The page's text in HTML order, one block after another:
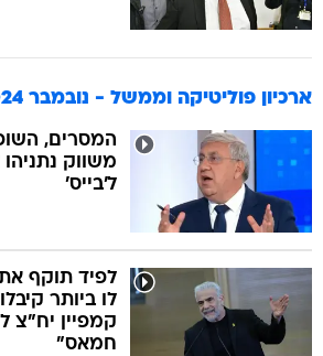
ארכיון פוליטיקה וממשל - נובמבר 2024
המסרים,
משווק
ל'בייס'
לפיד תוקף
לו ביותר
קמפיין
חמאס"